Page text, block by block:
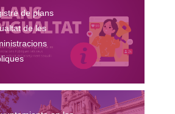
de plans
de les